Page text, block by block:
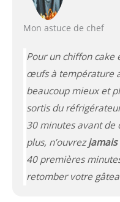
Mon astuce de chef
Pour un chiffon cake
œufs à température
beaucoup mieux et
sortis du
30 minutes avant de
plus, n’ouvrezjamais
40 premières
retomber votre